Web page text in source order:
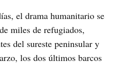
el drama humanitario se
miles de refugiados,
del sureste peninsular y
los dos últimos barcos